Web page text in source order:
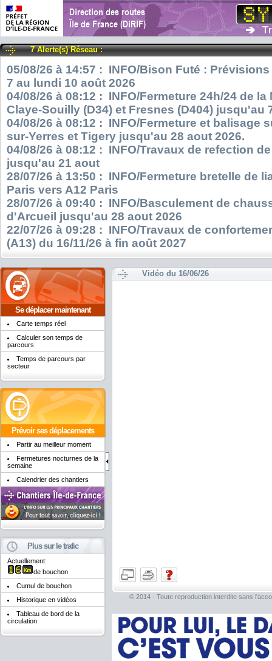
7 Alerte(s) Réseau :
05/08/26 à 14:57 : INFO/Bison Futé :
7 au lundi 10 août 2026
04/08/26 à 08:12 : INFO/Fermeture 24h/24 de
Claye-Souilly (D34) et Fresnes (D404) jusqu'au
04/08/26 à 08:12 : INFO/Fermeture et balisage
sur-Yerres et Tigery jusqu'au 28 aout 2026.
04/08/26 à 08:12 : INFO/Travaux de refection
jusqu'au 21 aout
28/07/26 à 13:50 : INFO/Fermeture bretelle de
Paris vers A12 Paris
28/07/26 à 09:40 : INFO/Basculement de
d'Arcueil jusqu'au 28 aout 2026
22/07/26 à 09:28 : INFO/Travaux de
(A13) du 16/11/26 à fin août 2027
Se déplacer maintenant
Carte temps réel
Calculer son temps de
parcours
Temps de parcours par
secteur
Prévoir ses déplacements
Partir au meilleur moment
Fermetures nocturnes de la
semaine
Calendrier des chantiers
Plus sur le trafic
Actuellement:
de bouchon
Cumul de bouchon
Historique en vidéos
Tableau de bord de la
circulation
Vidéo du 16/06/26
© 2014 - Toute reproduction interdite sans